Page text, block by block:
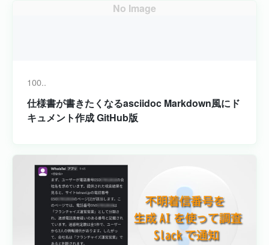
No Image
100..
仕様書が書きたくなるasciidoc Markdown風にド
キュメント作成 GitHub版